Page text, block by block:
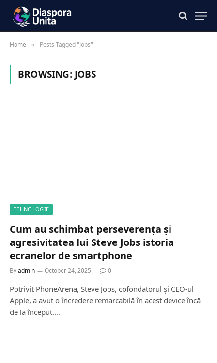
Home » Posts Tagged "Jobs"
BROWSING: JOBS
TEHNOLOGIE
Cum au schimbat perseverența și
agresivitatea lui Steve Jobs istoria
ecranelor de smartphone
Byadmin October 24, 2025 0
Potrivit PhoneArena, Steve Jobs, cofondatorul și CEO-ul
Apple, a avut o încredere remarcabilă în acest device încă
de la început.…